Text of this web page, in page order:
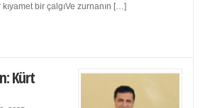
bir çalgıVe zurnanın […]
Kürt